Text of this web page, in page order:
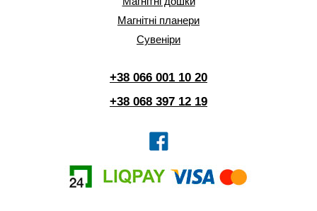
Магнітні планери
Сувеніри
+38 066 001 10 20
+38 068 397 12 19